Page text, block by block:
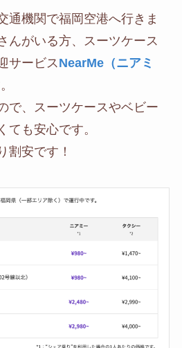
通機関で福岡空港へ行きま
んがいる方、スーツケース
サービスNearMe（ニアミ
で、スーツケースやベビー
ても安心です。
割安です！